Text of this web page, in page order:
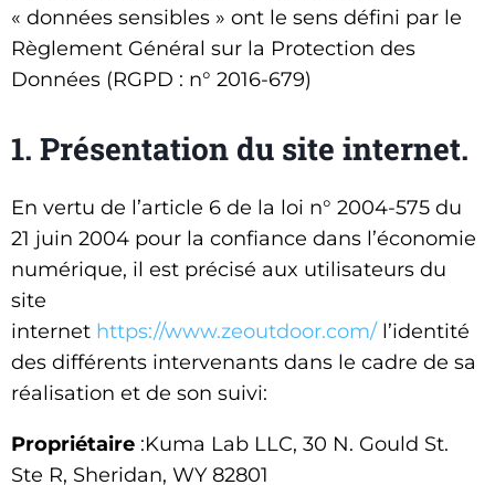
« données sensibles » ont le sens défini par le
Règlement Général sur la Protection des
Données (RGPD : n° 2016-679)
1. Présentation du site internet.
En vertu de l’article 6 de la loi n° 2004-575 du
21 juin 2004 pour la confiance dans l’économie
numérique, il est précisé aux utilisateurs du
site
internet https://www.zeoutdoor.com/ l’identité
des différents intervenants dans le cadre de sa
réalisation et de son suivi:
Propriétaire :Kuma Lab LLC, 30 N. Gould St.
Ste R, Sheridan, WY 82801